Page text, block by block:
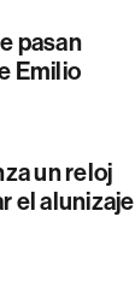
pasan
Emilio
un reloj
el alunizaje